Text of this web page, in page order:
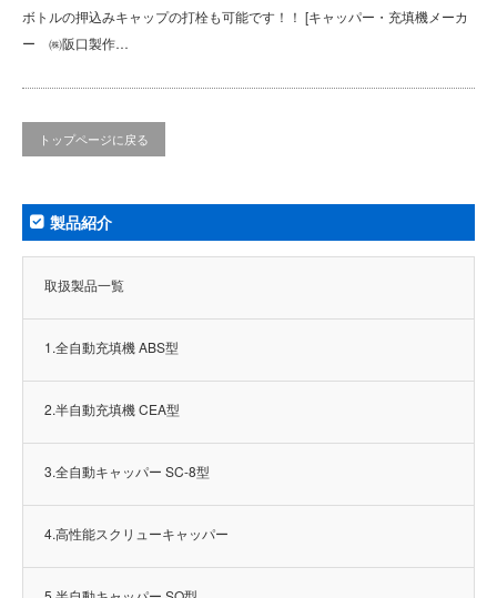
ボトルの押込みキャップの打栓も可能です！！ [キャッパー・充填機メーカ
ー ㈱阪口製作…
トップページに戻る
製品紹介
取扱製品一覧
1.全自動充填機 ABS型
2.半自動充填機 CEA型
3.全自動キャッパー SC-8型
4.高性能スクリューキャッパー